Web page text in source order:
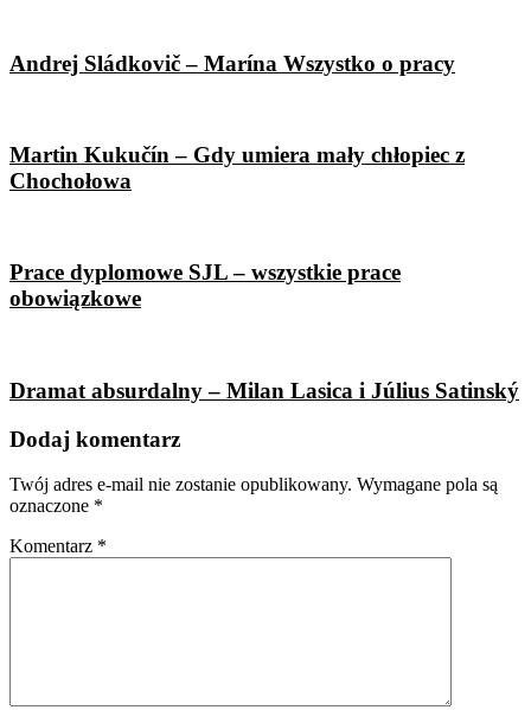
Andrej Sládkovič – Marína Wszystko o pracy
Martin Kukučín – Gdy umiera mały chłopiec z
Chochołowa
Prace dyplomowe SJL – wszystkie prace
obowiązkowe
Dramat absurdalny – Milan Lasica i Július Satinský
Dodaj komentarz
Twój adres e-mail nie zostanie opublikowany. Wymagane pola są
oznaczone *
Komentarz *